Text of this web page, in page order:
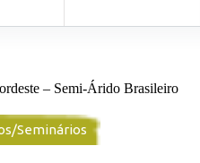
– Semi-Árido Brasileiro
Seminários